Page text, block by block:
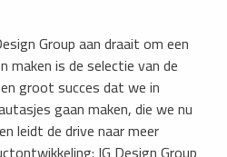
Group aan draait om een
maken is de selectie van de
groot succes dat we in
gaan maken, die we nu
leidt de drive naar meer